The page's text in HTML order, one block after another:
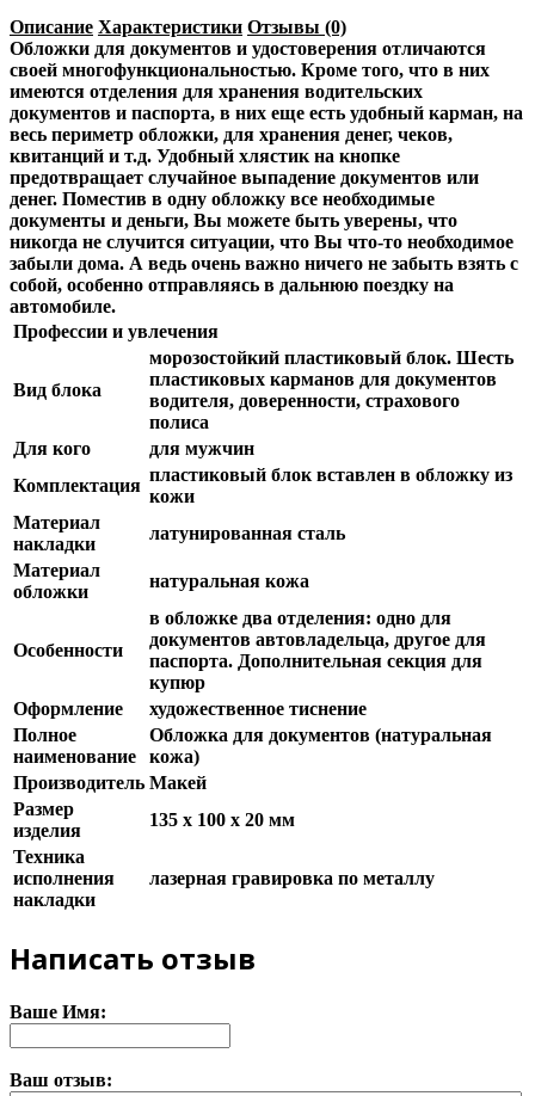
Описание Характеристики Отзывы (0)
Обложки для документов и удостоверения отличаются
своей многофункциональностью. Кроме того, что в них
имеются отделения для хранения водительских
документов и паспорта, в них еще есть удобный карман, на
весь периметр обложки, для хранения денег, чеков,
квитанций и т.д. Удобный хлястик на кнопке
предотвращает случайное выпадение документов или
денег. Поместив в одну обложку все необходимые
документы и деньги, Вы можете быть уверены, что
никогда не случится ситуации, что Вы что-то необходимое
забыли дома. А ведь очень важно ничего не забыть взять с
собой, особенно отправляясь в дальнюю поездку на
автомобиле.
Профессии и увлечения
Вид блока
морозостойкий пластиковый блок. Шесть
пластиковых карманов для документов
водителя, доверенности, страхового
полиса
Для кого
для мужчин
Комплектация
пластиковый блок вставлен в обложку из
кожи
Материал
накладки
латунированная сталь
Материал
обложки
натуральная кожа
Особенности
в обложке два отделения: одно для
документов автовладельца, другое для
паспорта. Дополнительная секция для
купюр
Оформление
художественное тиснение
Полное
наименование
Обложка для документов (натуральная
кожа)
Производитель Макей
Размер
изделия
135 х 100 х 20 мм
Техника
исполнения
накладки
лазерная гравировка по металлу
Написать отзыв
Ваше Имя:
Ваш отзыв: